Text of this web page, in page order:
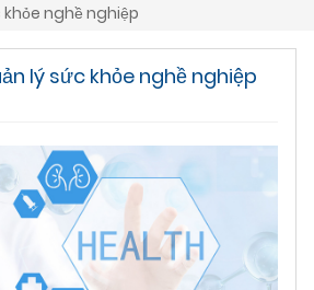
nghề nghiệp
lý sức khỏe nghề nghiệp